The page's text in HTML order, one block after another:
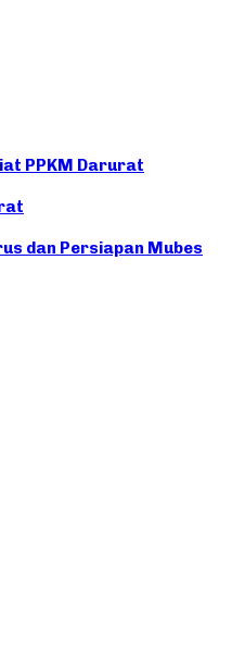
PPKM Darurat
dan Persiapan Mubes